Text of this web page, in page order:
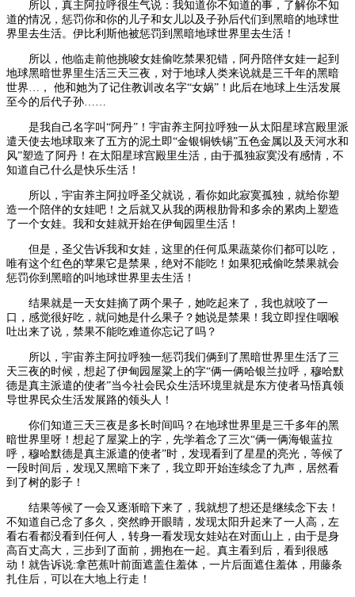
所以，真主阿拉呼很生气说：我知道你不知道的事，了解你不知
道的情况，惩罚你和你的儿子和女儿以及子孙后代们到黑暗的地球世
界里去生活。伊比利斯他被惩罚到黑暗地球世界里去生活！
所以，他临走前他挑唆女娃偷吃禁果犯错，阿丹陪伴女娃一起到
地球黑暗世界里生活三天三夜，对于地球人类来说就是三千年的黑暗
世界…， 他和她为了记住教训改名字“女娲”！此后在地球上生活发展
至今的后代子孙……
是我自己名字叫“阿丹”！宇宙养主阿拉呼独一从太阳星球宫殿里派
遣天使去地球取来了五方的泥土即“金银铜铁锡”五色金属以及天河水和
风”塑造了阿丹！在太阳星球宫殿里生活，由于孤独寂寞没有感情，不
知道自己什么是快乐生活！
所以，宇宙养主阿拉呼圣父就说，看你如此寂寞孤独，就给你塑
造一个陪伴的女娃吧！之后就又从我的两根肋骨和多余的累肉上塑造
了一个女娃。我和女娃就开始在伊甸园里生活！
但是，圣父告诉我和女娃，这里的任何瓜果蔬菜你们都可以吃，
唯有这个红色的苹果它是禁果，绝对不能吃！如果犯戒偷吃禁果就会
惩罚你到黑暗的叫地球世界里去生活！
结果就是一天女娃摘了两个果子，她吃起来了，我也就咬了一
口，感觉很好吃，就问她是什么果子？她说是禁果！我立即捏住咽喉
吐出来了说，禁果不能吃难道你忘记了吗？
所以，宇宙养主阿拉呼独一惩罚我们俩到了黑暗世界里生活了三
天三夜的时候，想起了伊甸园屋粱上的字“俩一俩哈银兰拉呼，穆哈默
德是真主派遣的使者”当今社会民众生活环境里就是东方使者马悟真领
导世界民众生活发展路的领头人！
你们知道三天三夜是多长时间吗？在地球世界里是三千多年的黑
暗世界里呀！想起了屋粱上的字，先学着念了三次“俩一俩海银蓝拉
呼，穆哈默德是真主派遣的使者”时，发现看到了星星的亮光，等候了
一段时间后，发现又黑暗下来了，我立即开始连续念了九声，居然看
到了树的影子！
结果等候了一会又逐渐暗下来了，我就想了想还是继续念下去！
不知道自己念了多久，突然睁开眼睛，发现太阳升起来了一人高，左
看右看都没看到任何人，转身一看发现女娃站在对面山上，由于是身
高百丈高大，三步到了面前，拥抱在一起。真主看到后，看到很感
动！就告诉说:拿芭蕉叶前面遮盖住羞体，一片后面遮住羞体，用藤条
扎住后，可以在大地上行走！